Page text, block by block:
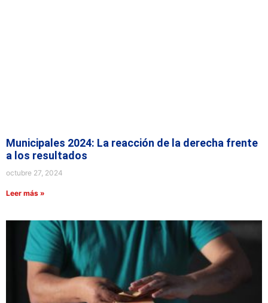
Municipales 2024: La reacción de la derecha frente
a los resultados
octubre 27, 2024
Leer más »